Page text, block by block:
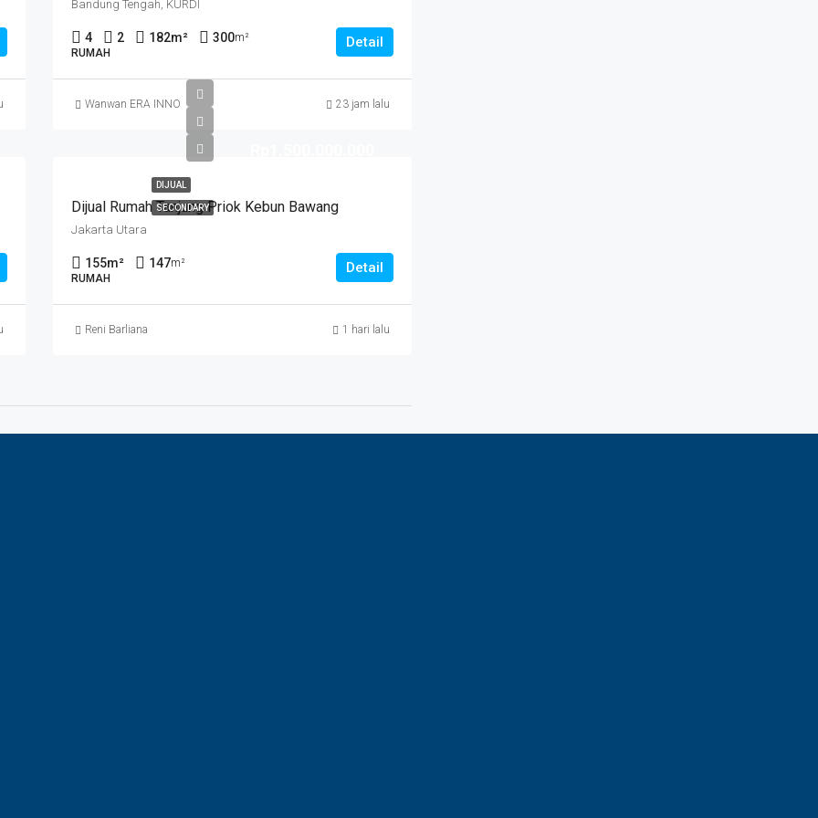
Bandung Tengah, KURDI
4 2 182m² 300m²
RUMAH
Detail
Wanwan ERA INNO 23 jam lalu
DIJUAL
SECONDARY
Dijual Rumah Tanjung Priok Kebun Bawang
Jakarta Utara
155m² 147m²
RUMAH
Detail
Reni Barliana 1 hari lalu